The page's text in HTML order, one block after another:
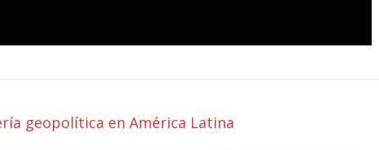
geopolítica en América Latina